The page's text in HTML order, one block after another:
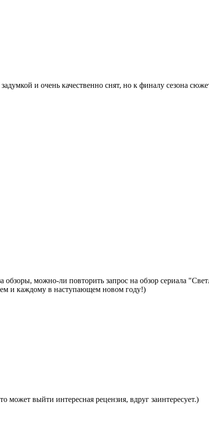
и очень качественно снят, но к финалу сезона
можно-ли повторить запрос на обзор сериала
и каждому в наступающем новом году!)
может выйти интересная рецензия, вдруг заинтересует.)